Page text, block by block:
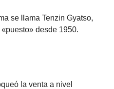
se llama Tenzin Gyatso,
desde 1950.
la venta a nivel